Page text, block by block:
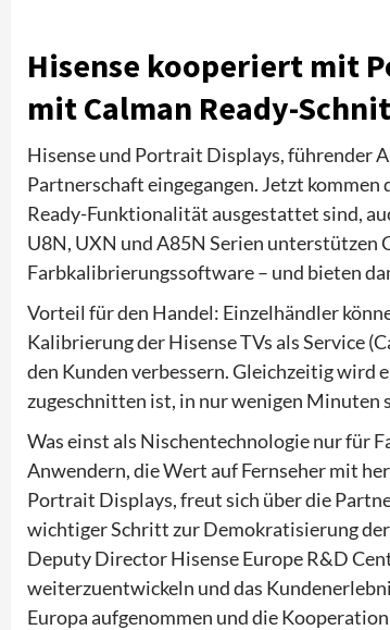
Hisense kooperiert mit
mit Calman Ready-
Hisense und Portrait Displays, führender
Partnerschaft eingegangen. Jetzt
Ready-Funktionalität ausgestattet sind,
U8N, UXN und A85N Serien unterstützen
Farbkalibrierungssoftware – und bieten
Vorteil für den Handel: Einzelhändler
Kalibrierung der Hisense TVs als Service
den Kunden verbessern. Gleichzeitig wird
zugeschnitten ist, in nur wenigen Minuten
Was einst als Nischentechnologie nur für
Anwendern, die Wert auf Fernseher mit
Portrait Displays, freut sich über die
wichtiger Schritt zur Demokratisierung
Deputy Director Hisense Europe R&D
weiterzuentwickeln und das
Europa aufgenommen und die